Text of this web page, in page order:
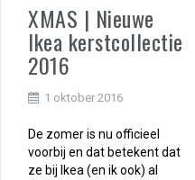
XMAS | Nieuwe
Ikea kerstcollectie
2016
1 oktober 2016
De zomer is nu officieel
voorbij en dat betekent dat
ze bij Ikea (en ik ook) al